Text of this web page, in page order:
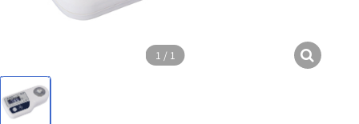
1 / 1